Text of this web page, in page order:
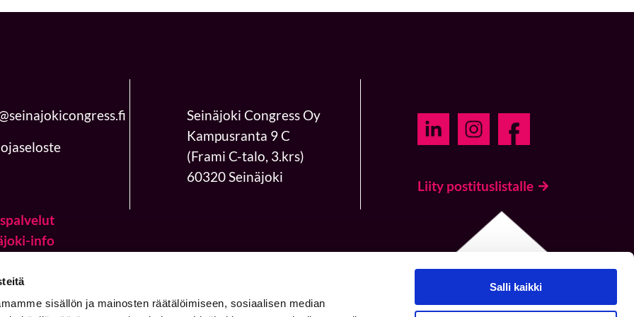
sisällön ja mainosten räätälöimiseen, sosiaalisen median
Salli kaikki
Seinäjoki Congress Oy
Kampusranta 9 C
(Frami C-talo, 3.krs)
60320 Seinäjoki
Liity postituslistalle
info